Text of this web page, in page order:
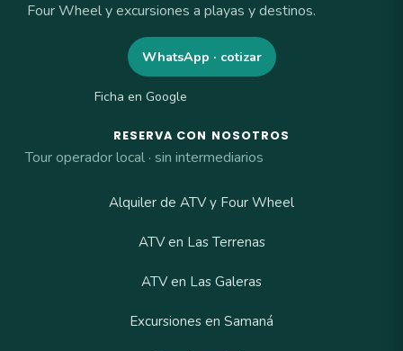
Four Wheel y excursiones a playas y destinos.
WhatsApp · cotizar
Ficha en Google
RESERVA CON NOSOTROS
Tour operador local · sin intermediarios
Alquiler de ATV y Four Wheel
ATV en Las Terrenas
ATV en Las Galeras
Excursiones en Samaná